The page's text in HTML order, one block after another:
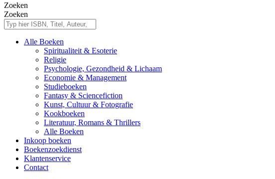
Zoeken
Zoeken
Alle Boeken
Spiritualiteit & Esoterie
Religie
Psychologie, Gezondheid & Lichaam
Economie & Management
Studieboeken
Fantasy & Sciencefiction
Kunst, Cultuur & Fotografie
Kookboeken
Literatuur, Romans & Thrillers
Alle Boeken
Inkoop boeken
Boekenzoekdienst
Klantenservice
Contact